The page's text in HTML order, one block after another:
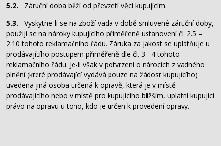
5.2. Záruční doba běží od převzetí věci kupujícím.
5.3.
Vyskytne-li se na zboží vada v době smluvené záruční doby,
použijí se na nároky kupujícího přiměřeně ustanovení čl. 2.5 –
2.10 tohoto reklamačního řádu. Záruka za jakost se uplatňuje u
prodávajícího postupem přiměřeně dle čl. 3 - 4 tohoto
reklamačního řádu. Je-li však v potvrzení o nárocích z vadného
plnění (které prodávající vydává pouze na žádost kupujícího)
uvedena jiná osoba určená k opravě, která je v místě
prodávajícího nebo v místě pro kupujícího bližším, uplatní kupující
právo na opravu u toho, kdo je určen k provedení opravy.